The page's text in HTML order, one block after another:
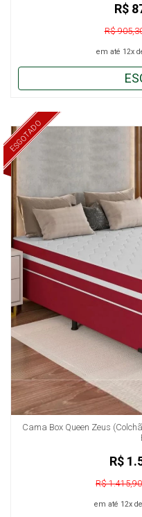
R$
em até 12x
R$
ESGOTADO
Cama Box Queen Zeus
R$ 1.415,90
em até 12x de
R$